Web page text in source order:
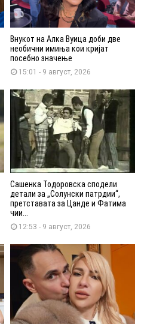
Внукот на Алка Вуица доби две
необични имиња кои кријат
посебно значење
15:01 - 9 август, 2026
Сашенка Тодоровска сподели
детали за „Солунски патрдии“,
претставата за Цанде и Фатима
чии...
12:53 - 9 август, 2026